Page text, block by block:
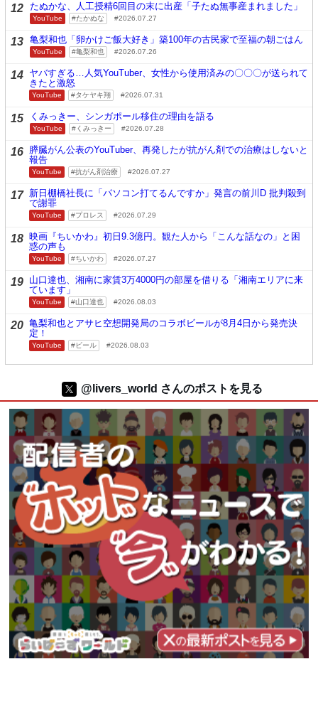
12 たぬかな、人工授精6回目の末に出産「子たぬ無事産まれました」
YouTube たかぬな 2026.07.27
13 亀梨和也「卵かけご飯大好き」築100年の古民家で至福の朝ごはん
YouTube 亀梨和也 2026.07.26
14 ヤバすぎる…人気YouTuber、女性から使用済みの〇〇〇が送られて
きたと激怒
YouTube タケヤキ翔 2026.07.31
15 くみっきー、シンガポール移住の理由を語る
YouTube くみっきー 2026.07.28
16 膵臓がん公表のYouTuber、再発したが抗がん剤での治療はしないと
報告
YouTube 抗がん剤治療 2026.07.27
17 新日棚橋社長に「パソコン打てるんですか」発言の前川D 批判殺到
で謝罪
YouTube プロレス 2026.07.29
18 映画『ちいかわ』初日9.3億円。観た人から「こんな話なの」と困
惑の声も
YouTube ちいかわ 2026.07.27
19 山口達也、湘南に家賃3万4000円の部屋を借りる「湘南エリアに来
ています」
YouTube 山口達也 2026.08.03
20 亀梨和也とアサヒ空想開発局のコラボビールが8月4日から発売決
定！
YouTube ビール 2026.08.03
@livers_world さんのポストを見る